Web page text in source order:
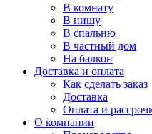
В комнату
В нишу
В спальню
В частный дом
На балкон
Доставка и оплата
Как сделать заказ
Доставка
Оплата и
О компании